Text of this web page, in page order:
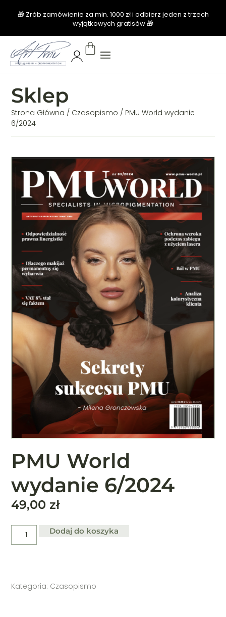
🎁 Zrób zamówienie za min. 1000 zł i odbierz jeden z trzech
wyjątkowych gratisów 🎁
Sklep
Strona Główna / Czasopismo / PMU World wydanie
6/2024
PMU World
wydanie 6/2024
49,00 zł
Dodaj do koszyka
Kategoria: Czasopismo